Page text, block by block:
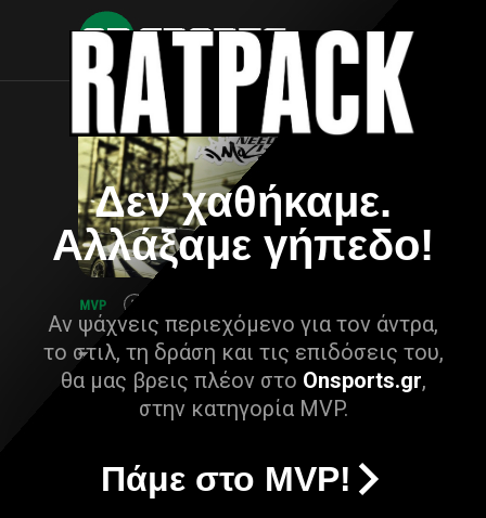
Δεν χαθήκαμε.
Αλλάξαμε γήπεδο!
Αν ψάχνεις περιεχόμενο για τον άντρα,
το στιλ, τη δράση και τις επιδόσεις του,
θα μας βρεις πλέον στο Onsports.gr,
στην κατηγορία MVP.
Πάμε στο MVP!